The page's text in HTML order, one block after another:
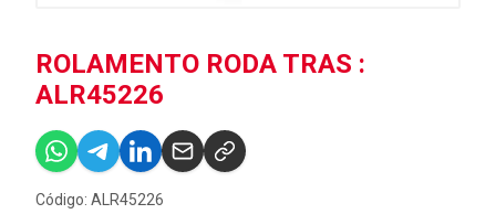
ROLAMENTO RODA TRAS :
ALR45226
Código: ALR45226